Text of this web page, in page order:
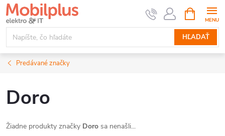
Prejsť
na
obsah
HĽADAŤ
KOŠÍK
Predávané značky
Doro
Žiadne produkty značky Doro sa nenašli...